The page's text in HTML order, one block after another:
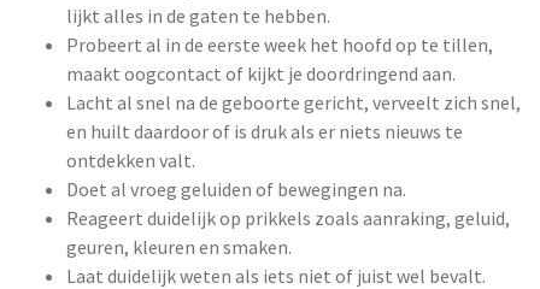
lijkt alles in de gaten te hebben.
Probeert al in de eerste week het hoofd op te tillen,
maakt oogcontact of kijkt je doordringend aan.
Lacht al snel na de geboorte gericht, verveelt zich snel,
en huilt daardoor of is druk als er niets nieuws te
ontdekken valt.
Doet al vroeg geluiden of bewegingen na.
Reageert duidelijk op prikkels zoals aanraking, geluid,
geuren, kleuren en smaken.
Laat duidelijk weten als iets niet of juist wel bevalt.